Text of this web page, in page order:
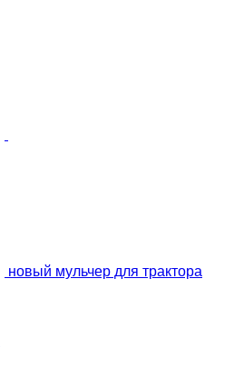
новый мульчер для трактора